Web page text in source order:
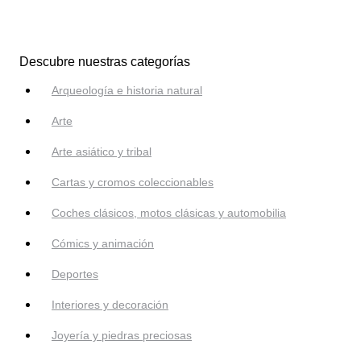
Descubre nuestras categorías
Arqueología e historia natural
Arte
Arte asiático y tribal
Cartas y cromos coleccionables
Coches clásicos, motos clásicas y automobilia
Cómics y animación
Deportes
Interiores y decoración
Joyería y piedras preciosas